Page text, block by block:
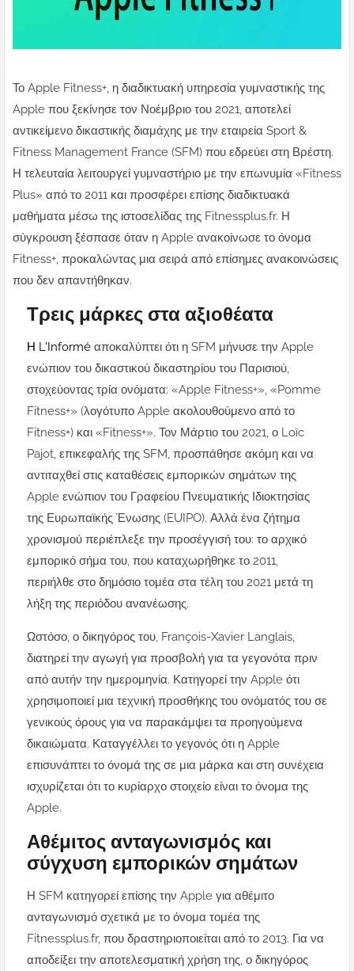
Το Apple Fitness+, η διαδικτυακή υπηρεσία γυμναστικής της
Apple που ξεκίνησε τον Νοέμβριο του 2021, αποτελεί
αντικείμενο δικαστικής διαμάχης με την εταιρεία Sport &
Fitness Management France (SFM) που εδρεύει στη Βρέστη.
Η τελευταία λειτουργεί γυμναστήριο με την επωνυμία «Fitness
Plus» από το 2011 και προσφέρει επίσης διαδικτυακά
μαθήματα μέσω της ιστοσελίδας της Fitnessplus.fr. Η
σύγκρουση ξέσπασε όταν η Apple ανακοίνωσε το όνομα
Fitness+, προκαλώντας μια σειρά από επίσημες ανακοινώσεις
που δεν απαντήθηκαν.
Τρεις μάρκες στα αξιοθέατα
Η L'Informé αποκαλύπτει ότι η SFM μήνυσε την Apple
ενώπιον του δικαστικού δικαστηρίου του Παρισιού,
στοχεύοντας τρία ονόματα: «Apple Fitness+», «Pomme
Fitness+» (λογότυπο Apple ακολουθούμενο από το
Fitness+) και «Fitness+». Τον Μάρτιο του 2021, ο Loïc
Pajot, επικεφαλής της SFM, προσπάθησε ακόμη και να
αντιταχθεί στις καταθέσεις εμπορικών σημάτων της
Apple ενώπιον του Γραφείου Πνευματικής Ιδιοκτησίας
της Ευρωπαϊκής Ένωσης (EUIPO). Αλλά ένα ζήτημα
χρονισμού περιέπλεξε την προσέγγισή του: το αρχικό
εμπορικό σήμα του, που καταχωρήθηκε το 2011,
περιήλθε στο δημόσιο τομέα στα τέλη του 2021 μετά τη
λήξη της περιόδου ανανέωσης.
Ωστόσο, ο δικηγόρος του, François-Xavier Langlais,
διατηρεί την αγωγή για προσβολή για τα γεγονότα πριν
από αυτήν την ημερομηνία. Κατηγορεί την Apple ότι
χρησιμοποιεί μια τεχνική προσθήκης του ονόματός του σε
γενικούς όρους για να παρακάμψει τα προηγούμενα
δικαιώματα. Καταγγέλλει το γεγονός ότι η Apple
επισυνάπτει το όνομά της σε μια μάρκα και στη συνέχεια
ισχυρίζεται ότι το κυρίαρχο στοιχείο είναι το όνομα της
Apple.
Αθέμιτος ανταγωνισμός και
σύγχυση εμπορικών σημάτων
Η SFM κατηγορεί επίσης την Apple για αθέμιτο
ανταγωνισμό σχετικά με το όνομα τομέα της
Fitnessplus.fr, που δραστηριοποιείται από το 2013. Για να
αποδείξει την αποτελεσματική χρήση της, ο δικηγόρος